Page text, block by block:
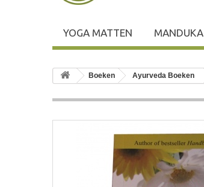
YOGA MATTEN MANDUKA
Boeken Ayurveda Boeken